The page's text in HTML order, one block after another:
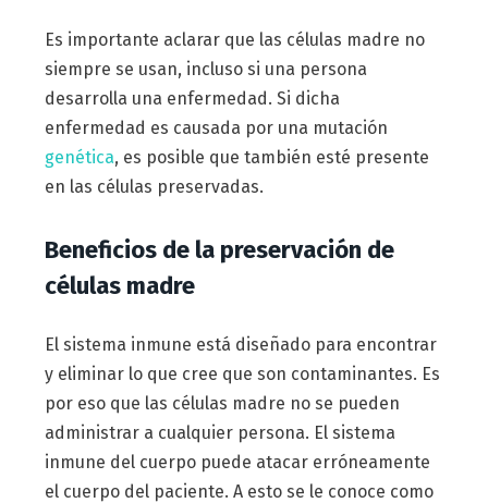
Es importante aclarar que las células madre no
siempre se usan, incluso si una persona
desarrolla una enfermedad. Si dicha
enfermedad es causada por una mutación
genética, es posible que también esté presente
en las células preservadas.
Beneficios de la preservación de
células madre
El sistema inmune está diseñado para encontrar
y eliminar lo que cree que son contaminantes. Es
por eso que las células madre no se pueden
administrar a cualquier persona. El sistema
inmune del cuerpo puede atacar erróneamente
el cuerpo del paciente. A esto se le conoce como